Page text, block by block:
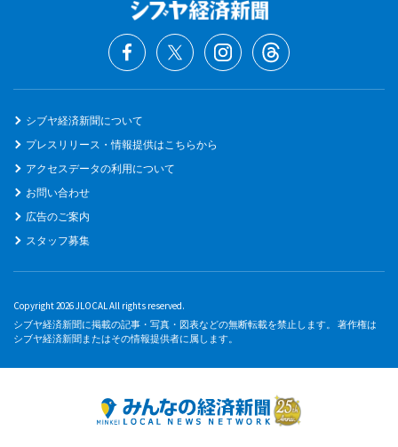
シブヤ経済新聞について
プレスリリース・情報提供はこちらから
アクセスデータの利用について
お問い合わせ
広告のご案内
スタッフ募集
Copyright 2026 JLOCAL All rights reserved.
シブヤ経済新聞に掲載の記事・写真・図表などの無断転載を禁止します。 著作権は
シブヤ経済新聞またはその情報提供者に属します。